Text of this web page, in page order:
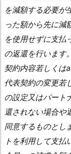
を減額する必要が
った額から先に減
を使用せずに支払
の返還を行います
契約内容若しくは
代表契約の変更若
の設定又はパート
還されない場合や
同意するものとし
トを利用して支払